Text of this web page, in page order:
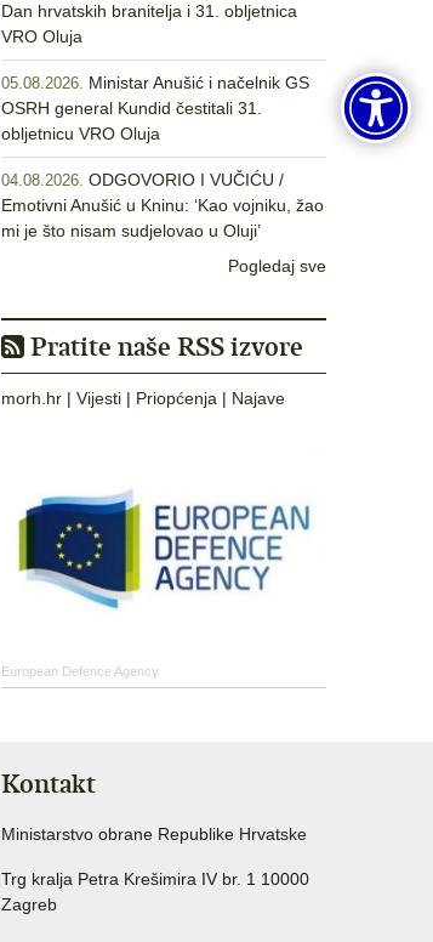
Dan hrvatskih branitelja i 31. obljetnica
VRO Oluja
05.08.2026. Ministar Anušić i načelnik GS
OSRH general Kundid čestitali 31.
obljetnicu VRO Oluja
04.08.2026. ODGOVORIO I VUČIĆU /
Emotivni Anušić u Kninu: ‘Kao vojniku, žao
mi je što nisam sudjelovao u Oluji’
Pogledaj sve
Pratite naše RSS izvore
morh.hr | Vijesti | Priopćenja | Najave
European Defence Agency
Kontakt
Ministarstvo obrane Republike Hrvatske
Trg kralja Petra Krešimira IV br. 1 10000
Zagreb